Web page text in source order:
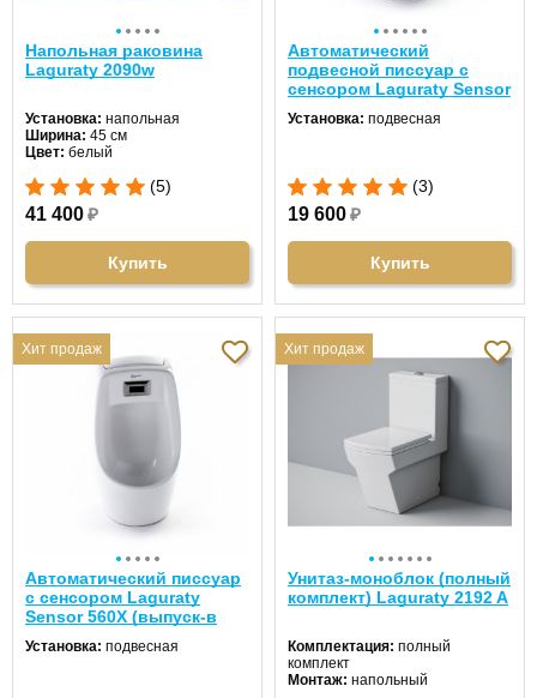
Напольная раковина
Laguraty 2090w
Установка: напольная
Ширина: 45 см
Цвет: белый
Материал: санфаянс
(5)
41 400₽
Купить
Автоматический
подвесной писсуар с
сенсором Laguraty Sensor
Установка: подвесная
(3)
19 600₽
Купить
Хит продаж
Автоматический писсуар
с сенсором Laguraty
Sensor 560X (выпуск-в
Установка: подвесная
Хит продаж
Унитаз-моноблок (полный
комплект) Laguraty 2192 A
Комплектация: полный
комплект
Монтаж: напольный